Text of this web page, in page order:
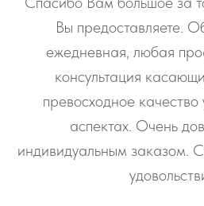
Вы предоставляете.
ежедневная, любая
консультация
превосходное качество
аспектах. Очень
индивидуальным заказом.